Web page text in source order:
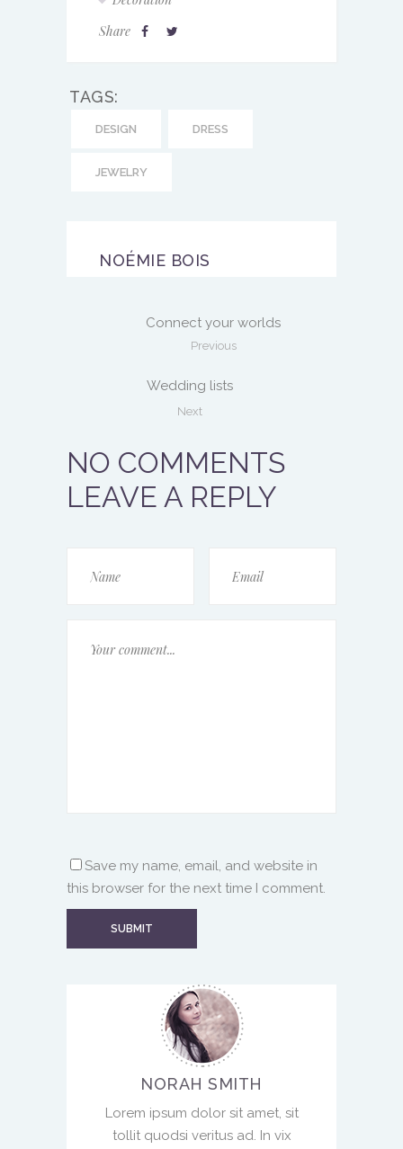
Share
TAGS:
DESIGN DRESS
JEWELRY
NOÉMIE BOIS
Connect your worlds
Previous
Wedding lists
Next
NO COMMENTS
LEAVE A REPLY
Save my name, email, and website in
this browser for the next time I comment.
NORAH SMITH
Lorem ipsum dolor sit amet, sit
tollit quodsi veritus ad. In vix